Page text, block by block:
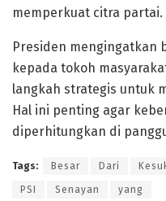
memperkuat citra partai.
Presiden mengingatkan
kepada tokoh
langkah strategis untuk
Hal ini penting agar
diperhitungkan di
Tags: Besar Dari
PSI Senayan yang